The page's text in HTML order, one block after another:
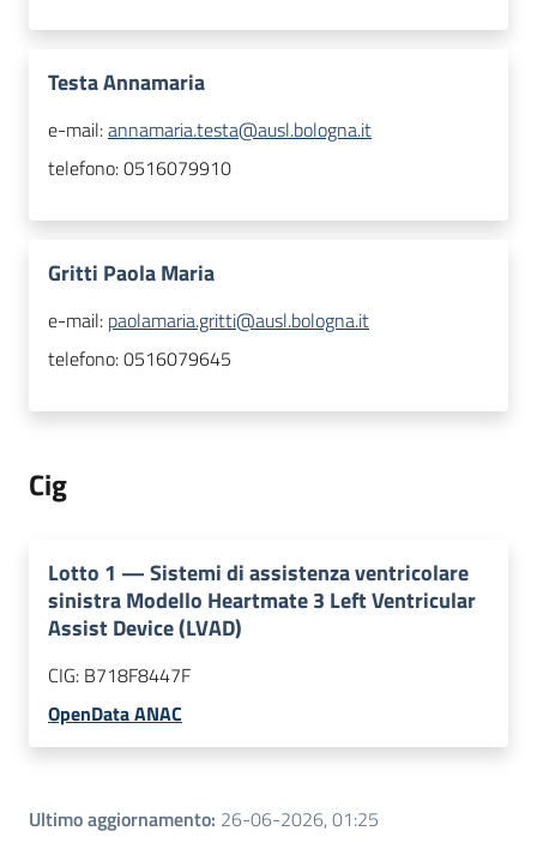
Testa Annamaria
e-mail:annamaria.testa@ausl.bologna.it
telefono:0516079910
Gritti Paola Maria
e-mail: paolamaria.gritti@ausl.bologna.it
telefono:0516079645
Cig
Lotto 1 —Sistemi di assistenza ventricolare
sinistra Modello Heartmate 3 Left Ventricular
Assist Device (LVAD)
CIG: B718F8447F
OpenData ANAC
Ultimo aggiornamento: 26-06-2026, 01:25